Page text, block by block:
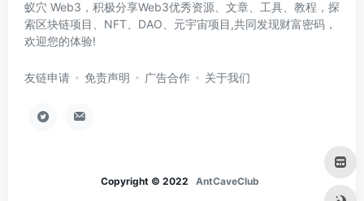
蚁穴 Web3，积极分享Web3优秀资源、文章、工具、教程，探
索区块链项目、NFT、DAO、元宇宙项目,共同发现财富密码，
欢迎您的体验!
友链申请 免责声明 广告合作 关于我们
Copyright © 2022 AntCaveClub